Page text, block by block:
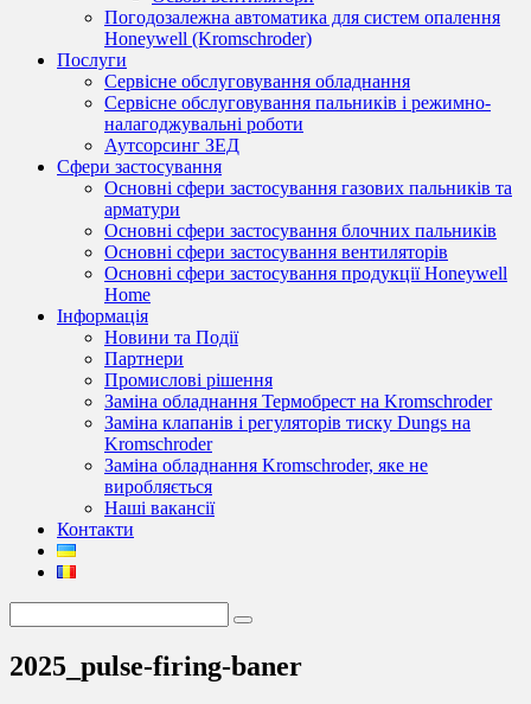
Погодозалежна автоматика для систем опалення
Honeywell (Kromschroder)
Послуги
Сервісне обслуговування обладнання
Сервісне обслуговування пальників і режимно-
налагоджувальні роботи
Аутсорсинг ЗЕД
Сфери застосування
Основні сфери застосування газових пальників та
арматури
Основні сфери застосування блочних пальників
Основні сфери застосування вентиляторів
Основні сфери застосування продукції Honeywell
Home
Інформація
Новини та Події
Партнери
Промислові рішення
Заміна обладнання Термобрест на Kromschroder
Заміна клапанів і регуляторів тиску Dungs на
Kromschroder
Заміна обладнання Kromschroder, яке не
виробляється
Наші вакансії
Контакти
2025_pulse-firing-baner